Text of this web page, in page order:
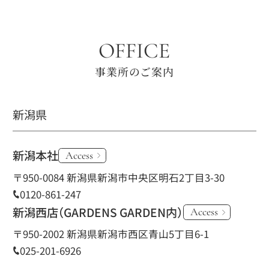
OFFICE
事業所のご案内
新潟県
新潟本社 Access
〒950-0084 新潟県新潟市中央区明石2丁目3-30
0120-861-247
新潟西店（GARDENS GARDEN内） Access
〒950-2002 新潟県新潟市西区青山5丁目6-1
025-201-6926